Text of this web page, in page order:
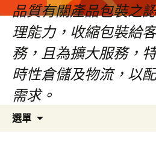
品質有關產品包裝之
理能力，收縮包裝給
務，且為擴大服務，
時性倉儲及物流，以
需求。
選單